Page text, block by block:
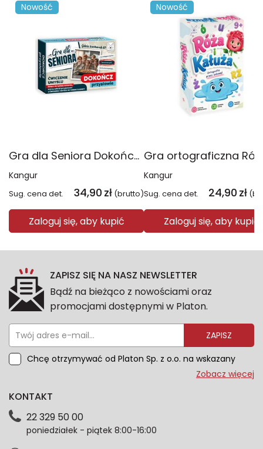
Nowość
Gra dla Seniora Dokończ przysłowie
Kangur
Sug. cena det. 34,90 zł (brutto)
Zaloguj się, aby kupić
Nowość
Kangur
Sug. cena det. 24,90 zł
Zaloguj się, aby kupić
ZAPISZ SIĘ NA NASZ NEWSLETTER
Bądź na bieżąco z nowościami oraz
promocjami dostępnymi w Platon.
ZAPISZ
Chcę otrzymywać od Platon Sp. z o.o. na wskazany
przeze mnie adres e-mail informacje marketingowe
dotyczące danych osobowych znajdziesz w naszej
każdym czasie. Wycofanie zgody nie wpłynie na
zgodność z prawem przetwarzania dokonanego przed
Zobacz więcej
KONTAKT
22 329 50 00
poniedziałek - piątek 8:00-16:00